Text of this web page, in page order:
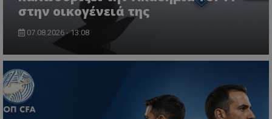
στην οικογένειά της
07.08.2026 - 13:08